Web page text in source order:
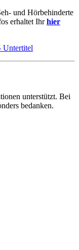
und Hörbehinderte
erhaltet Ihrhier
unterstützt. Bei
bedanken.